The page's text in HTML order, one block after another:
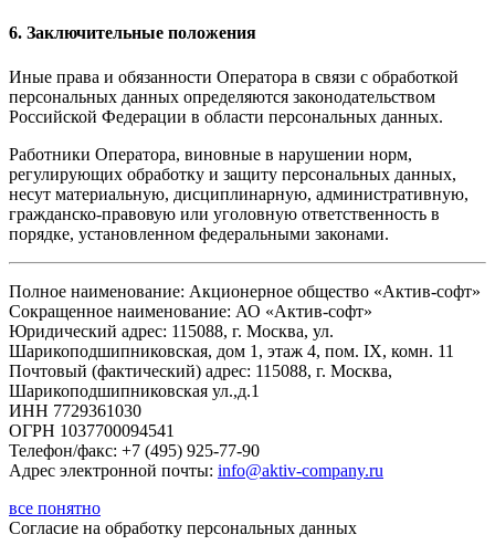
6. Заключительные положения
Иные права и обязанности Оператора в связи с обработкой
персональных данных определяются законодательством
Российской Федерации в области персональных данных.
Работники Оператора, виновные в нарушении норм,
регулирующих обработку и защиту персональных данных,
несут материальную, дисциплинарную, административную,
гражданско-правовую или уголовную ответственность в
порядке, установленном федеральными законами.
Полное наименование: Акционерное общество «Актив-софт»
Сокращенное наименование: АО «Актив-софт»
Юридический адрес: 115088, г. Москва, ул.
Шарикоподшипниковская, дом 1, этаж 4, пом. IX, комн. 11
Почтовый (фактический) адрес: 115088, г. Москва,
Шарикоподшипниковская ул.,д.1
ИНН 7729361030
ОГРН 1037700094541
Телефон/факс: +7 (495) 925-77-90
Адрес электронной почты: info@aktiv-company.ru
все понятно
Согласие на обработку персональных данных